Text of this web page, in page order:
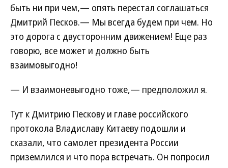
быть ни при чем,— опять перестал соглашаться
Дмитрий Песков.— Мы всегда будем при чем. Но
это дорога с двусторонним движением! Еще раз
говорю, все может и должно быть
взаимовыгодно!
— И взаимоневыгодно тоже,— предположил я.
Тут к Дмитрию Пескову и главе российского
протокола Владиславу Китаеву подошли и
сказали, что самолет президента России
приземлился и что пора встречать. Он попросил